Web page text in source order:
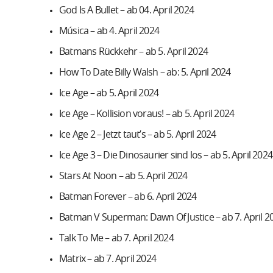
God Is A Bullet – ab 04. April 2024
Música – ab 4. April 2024
Batmans Rückkehr – ab 5. April 2024
How To Date Billy Walsh – ab: 5. April 2024
Ice Age – ab 5. April 2024
Ice Age – Kollision voraus! – ab 5. April 2024
Ice Age 2 – Jetzt taut’s – ab 5. April 2024
Ice Age 3 – Die Dinosaurier sind los – ab 5. April 2024
Stars At Noon – ab 5. April 2024
Batman Forever – ab 6. April 2024
Batman V Superman: Dawn Of Justice – ab 7. April
Talk To Me – ab 7. April 2024
Matrix – ab 7. April 2024